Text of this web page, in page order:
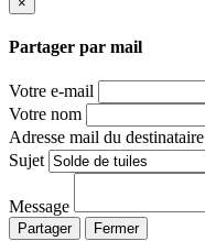
Partager par mail
Votre e-mail
Votre nom
Adresse mail du destinataire
Sujet
Message
Partager Fermer